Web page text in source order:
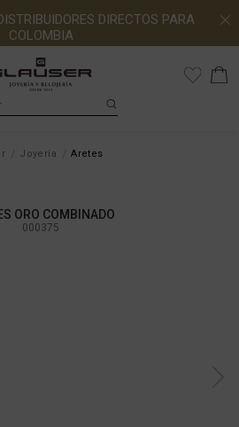
DIRECTOS PARA
COLOMBIA
Joyería Aretes
ORO COMBINADO
000375